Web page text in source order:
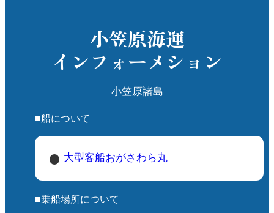
小笠原海運
インフォーメション
小笠原諸島
■船について
大型客船おがさわら丸
■乗船場所について